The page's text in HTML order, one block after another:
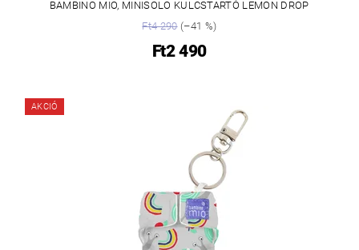
BAMBINO MIO, MINISOLO KULCSTARTÓ LEMON DROP
Ft4 290(–41 %)
Ft2 490
AKCIÓ